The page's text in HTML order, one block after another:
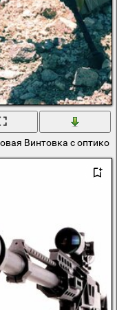
Винтовка с оптикой